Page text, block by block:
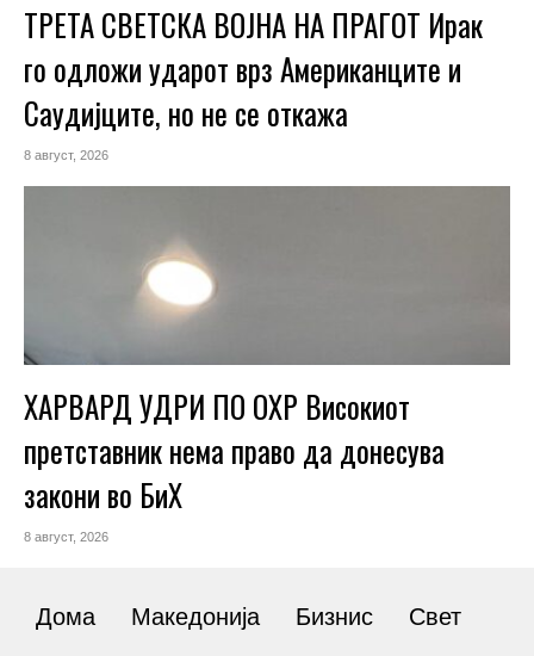
ТРЕТА СВЕТСКА ВОЈНА НА ПРАГОТ Ирак
го одложи ударот врз Американците и
Саудијците, но не се откажа
8 август, 2026
ХАРВАРД УДРИ ПО ОХР Високиот
претставник нема право да донесува
закони во БиХ
8 август, 2026
Дома Македонија Бизнис Свет